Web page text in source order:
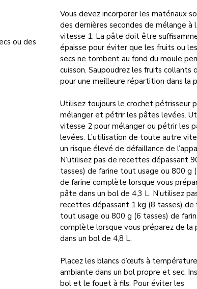
ou des
Vous devez incorporer les matériaux
des dernières secondes de mélange à
vitesse 1. La pâte doit être
épaisse pour éviter que les fruits ou
secs ne tombent au fond du moule
cuisson. Saupoudrez les fruits collants
pour une meilleure répartition dans la
Utilisez toujours le crochet pétrisseur
mélanger et pétrir les pâtes levées.
vitesse 2 pour mélanger ou pétrir les
levées. L’utilisation de toute autre
un risque élevé de défaillance de
N’utilisez pas de recettes dépassant
tasses) de farine tout usage ou 800 g
de farine complète lorsque vous
pâte dans un bol de 4,3 L. N’utilisez
recettes dépassant 1 kg (8 tasses) de
tout usage ou 800 g (6 tasses) de
complète lorsque vous préparez de la
dans un bol de 4,8 L.
Placez les blancs d’œufs à température
ambiante dans un bol propre et sec.
bol et le fouet à fils. Pour éviter les